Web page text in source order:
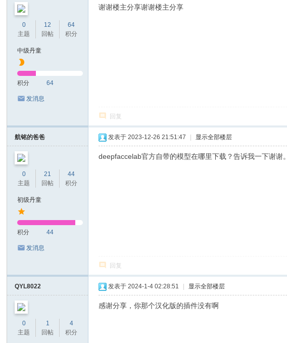
0
主题
12
回帖
64
积分
中级丹童
积分 64
发消息
谢谢楼主分享谢谢楼主分享
回复
航铭的爸爸
0
主题
21
回帖
44
积分
初级丹童
积分 44
发消息
发表于 2023-12-26 21:51:47 显示全部楼层
deepfaccelab官方自带的模型在哪里下载？告诉我一下谢谢。
回复
QYL8022
0
主题
1
回帖
4
积分
发表于 2024-1-4 02:28:51 显示全部楼层
感谢分享，你那个汉化版的插件没有啊